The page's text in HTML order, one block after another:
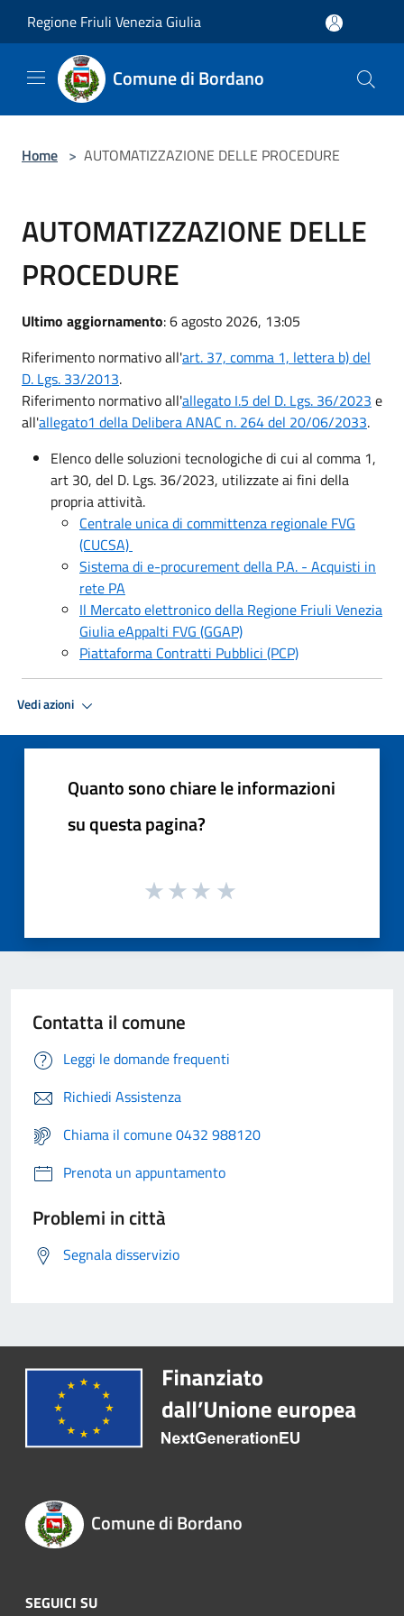
Regione Friuli Venezia Giulia
Comune di Bordano
Home > AUTOMATIZZAZIONE DELLE PROCEDURE
AUTOMATIZZAZIONE DELLE
PROCEDURE
Ultimo aggiornamento: 6 agosto 2026, 13:05
Riferimento normativo all'art. 37, comma 1, lettera b) del
D. Lgs. 33/2013.
Riferimento normativo all'allegato I.5 del D. Lgs. 36/2023 e
all'allegato1 della Delibera ANAC n. 264 del 20/06/2033.
Elenco delle soluzioni tecnologiche di cui al comma 1,
art 30, del D. Lgs. 36/2023, utilizzate ai fini della
propria attività.
Centrale unica di committenza regionale FVG
(CUCSA)
Sistema di e-procurement della P.A. - Acquisti in
rete PA
Il Mercato elettronico della Regione Friuli Venezia
Giulia eAppalti FVG (GGAP)
Piattaforma Contratti Pubblici (PCP)
Vedi azioni
Quanto sono chiare le informazioni
su questa pagina?
Contatta il comune
Leggi le domande frequenti
Richiedi Assistenza
Chiama il comune 0432 988120
Prenota un appuntamento
Problemi in città
Segnala disservizio
Comune di Bordano
SEGUICI SU